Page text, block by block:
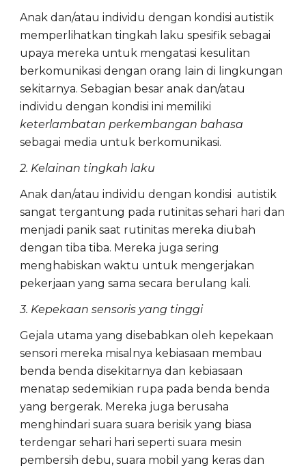
Anak dan/atau individu dengan kondisi autistik
memperlihatkan tingkah laku spesifik sebagai
upaya mereka untuk mengatasi kesulitan
berkomunikasi dengan orang lain di lingkungan
sekitarnya. Sebagian besar anak dan/atau
individu dengan kondisi ini memiliki
keterlambatan perkembangan bahasa
sebagai media untuk berkomunikasi.
2. Kelainan tingkah laku
Anak dan/atau individu dengan kondisi autistik
sangat tergantung pada rutinitas sehari hari dan
menjadi panik saat rutinitas mereka diubah
dengan tiba tiba. Mereka juga sering
menghabiskan waktu untuk mengerjakan
pekerjaan yang sama secara berulang kali.
3. Kepekaan sensoris yang tinggi
Gejala utama yang disebabkan oleh kepekaan
sensori mereka misalnya kebiasaan membau
benda benda disekitarnya dan kebiasaan
menatap sedemikian rupa pada benda benda
yang bergerak. Mereka juga berusaha
menghindari suara suara berisik yang biasa
terdengar sehari hari seperti suara mesin
pembersih debu, suara mobil yang keras dan